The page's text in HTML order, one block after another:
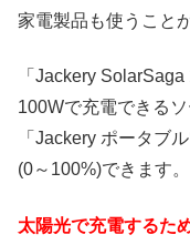
家電製品も使うこと
「Jackery
100Wで充電できるソ
「Jackery ポータブ
(0～100%)できます。
太陽光で充電するた